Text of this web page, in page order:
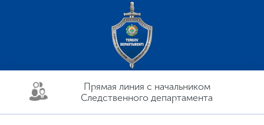
Прямая линия c начальником
Следственного департамента